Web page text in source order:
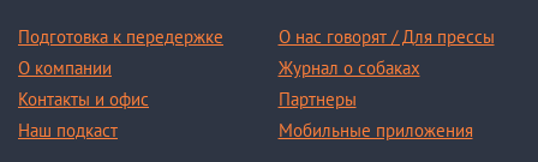
Подготовка к передержке
О компании
Контакты и офис
Наш подкаст
О нас говорят / Для прессы
Журнал о собаках
Партнеры
Мобильные приложения